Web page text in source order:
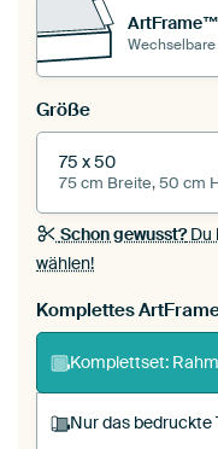
ArtFrame™
Größe
75 x 50
75 cm Breite, 50 cm
Schon gewusst?Du
wählen!
Komplettes
Komplettset:
Nur das bedruckte